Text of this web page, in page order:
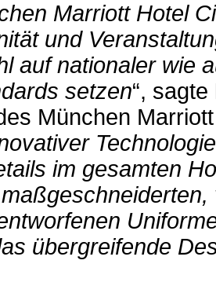
Marriott Hotel
und
auf nationaler wie
setzen“, sagte
München
im gesamten
übergreifende